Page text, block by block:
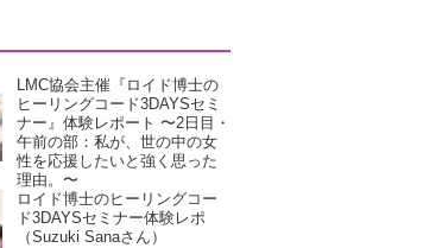
LMC協会主催『ロイド博士の
ヒーリングコード3DAYSセミ
ナー』体験レポート 〜2日目・
午前の部：私が、世の中の女
性を応援したいと強く思った
理由。〜
ロイド博士のヒーリングコー
ド3DAYSセミナー体験レポ
（Suzuki Sanaさん）